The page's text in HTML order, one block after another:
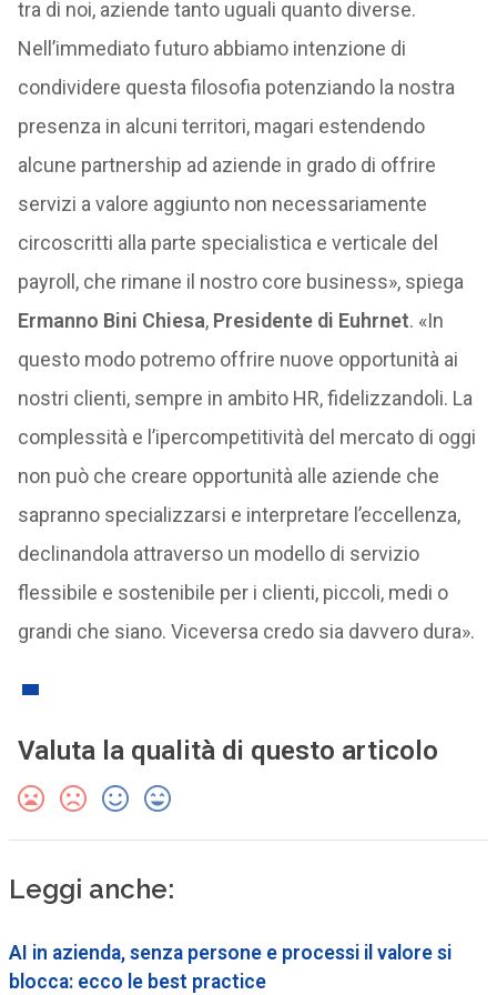
tra di noi, aziende tanto uguali quanto diverse.
Nell’immediato futuro abbiamo intenzione di
condividere questa filosofia potenziando la nostra
presenza in alcuni territori, magari estendendo
alcune partnership ad aziende in grado di offrire
servizi a valore aggiunto non necessariamente
circoscritti alla parte specialistica e verticale del
payroll, che rimane il nostro core business», spiega
Ermanno Bini Chiesa, Presidente di Euhrnet. «In
questo modo potremo offrire nuove opportunità ai
nostri clienti, sempre in ambito HR, fidelizzandoli. La
complessità e l’ipercompetitività del mercato di oggi
non può che creare opportunità alle aziende che
sapranno specializzarsi e interpretare l’eccellenza,
declinandola attraverso un modello di servizio
flessibile e sostenibile per i clienti, piccoli, medi o
grandi che siano. Viceversa credo sia davvero dura».
Valuta la qualità di questo articolo
Leggi anche:
AI in azienda, senza persone e processi il valore si
blocca: ecco le best practice